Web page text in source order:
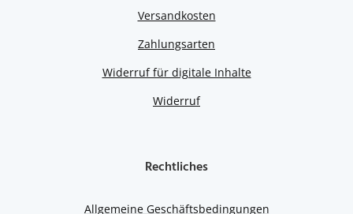
Versandkosten
Zahlungsarten
Widerruf für digitale Inhalte
Widerruf
Rechtliches
Allgemeine Geschäftsbedingungen